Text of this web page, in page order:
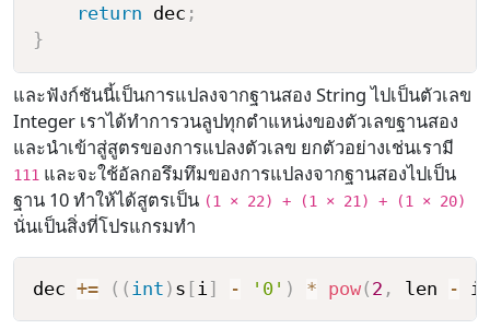
return dec ;
}
และฟังก์ชันนี้เป็นการแปลงจากฐานสอง String ไปเป็นตัวเลข
Integer เราได้ทำการวนลูปทุกตำแหน่งของตัวเลขฐานสอง
และนำเข้าสู่สูตรของการแปลงตัวเลข ยกตัวอย่างเช่นเรามี
111 และจะใช้อัลกอรึมทึมของการแปลงจากฐานสองไปเป็น
ฐาน 10 ทำให้ได้สูตรเป็น (1 × 22) + (1 × 21) + (1 × 20)
นั่นเป็นสิ่งที่โปรแกรมทำ
dec += ( ( int ) s [i ] - '0' ) * pow( 2 , len -